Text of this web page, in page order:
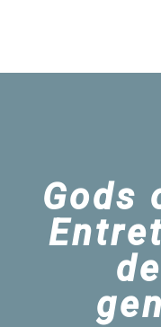
Gods